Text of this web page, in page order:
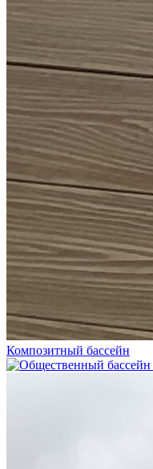
Композитный бассейн